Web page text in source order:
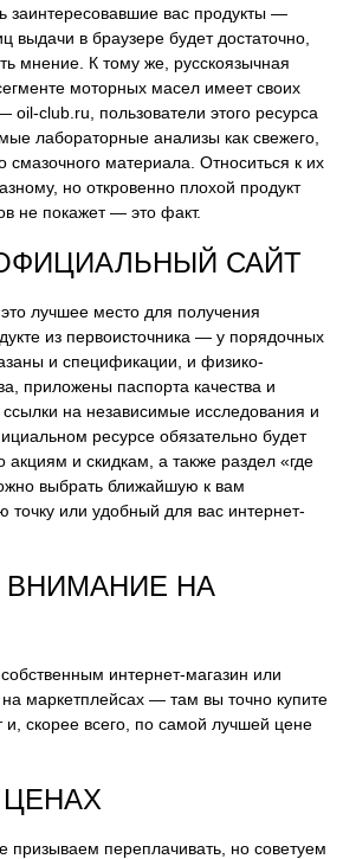
заинтересовавшие вас продукты —
выдачи в браузере будет достаточно,
мнение. К тому же, русскоязычная
моторных масел имеет своих
oil-club.ru, пользователи этого ресурса
лабораторные анализы как свежего,
смазочного материала. Относиться к их
но откровенно плохой продукт
не покажет — это факт.
САЙТ
лучшее место для получения
из первоисточника — у порядочных
и спецификации, и физико-
приложены паспорта качества и
ссылки на независимые исследования и
ресурсе обязательно будет
и скидкам, а также раздел «где
выбрать ближайшую к вам
точку или удобный для вас интернет-
ВНИМАНИЕ НА
интернет-магазин или
на маркетплейсах — там вы точно купите
и, скорее всего, по самой лучшей цене
ЦЕНАХ
призываем переплачивать, но советуем